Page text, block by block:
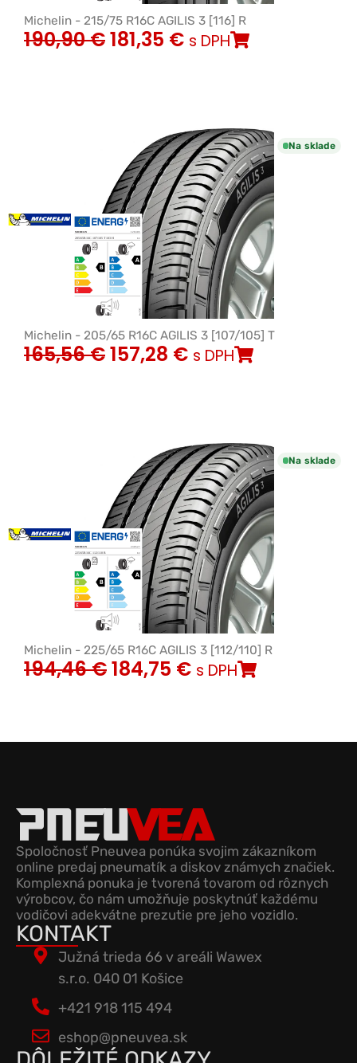
Michelin - 215/75 R16C AGILIS 3 [116] R
190,90€181,35 € s DPH
Na sklade
Michelin - 205/65 R16C AGILIS 3 [107/105] T
165,56€157,28 € s DPH
Na sklade
Michelin - 225/65 R16C AGILIS 3 [112/110] R
194,46€184,75 € s DPH
Spoločnosť Pneuvea ponúka svojim zákazníkom
online predaj pneumatík a diskov známych značiek.
Komplexná ponuka je tvorená tovarom od rôznych
výrobcov, čo nám umožňuje poskytnúť každému
vodičovi adekvátne prezutie pre jeho vozidlo.
KONTAKT
Južná trieda 66 v areáli Wawex
s.r.o. 040 01 Košice
+421 918 115 494
eshop@pneuvea.sk